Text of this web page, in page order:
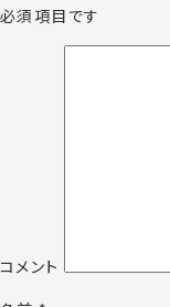
必須項目です
コメント